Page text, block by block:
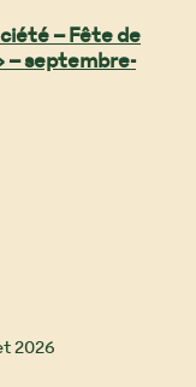
– Fête de
– septembre-
2026